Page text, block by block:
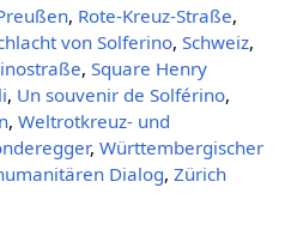
, Rote-Kreuz-Straße,
von Solferino, Schweiz,
, Square Henry
, Un souvenir de Solférino,
, Weltrotkreuz- und
, Württembergischer
Dialog, Zürich